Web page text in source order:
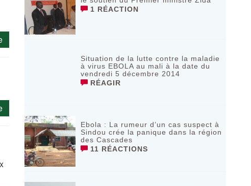
1 RÉACTION
Situation de la lutte contre la maladie
à virus EBOLA au mali à la date du
vendredi 5 décembre 2014
RÉAGIR
Ebola : La rumeur d’un cas suspect à
Sindou crée la panique dans la région
des Cascades
11 RÉACTIONS